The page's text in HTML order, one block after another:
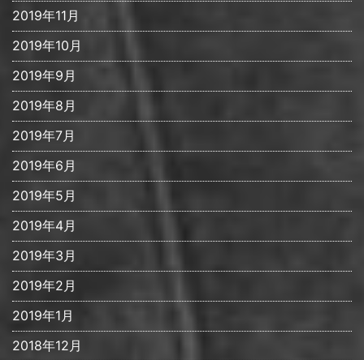
2019年11月
2019年10月
2019年9月
2019年8月
2019年7月
2019年6月
2019年5月
2019年4月
2019年3月
2019年2月
2019年1月
2018年12月